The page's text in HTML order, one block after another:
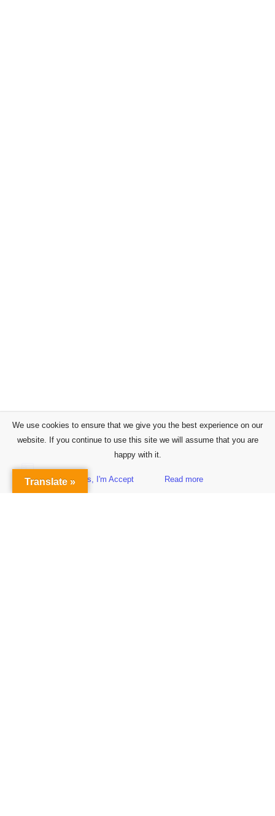
Sidebar
We use cookies to ensure that we give you the best experience on our
website. If you continue to use this site we will assume that you are
happy with it.
Yes, I'm Accept Read more
Translate »